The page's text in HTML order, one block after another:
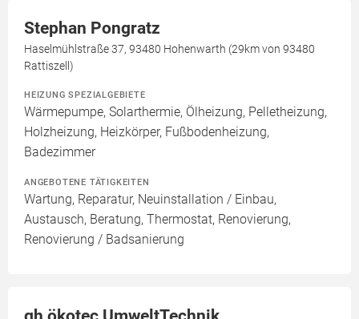
Stephan Pongratz
Haselmühlstraße 37, 93480 Hohenwarth (29km von 93480
Rattiszell)
HEIZUNG SPEZIALGEBIETE
Wärmepumpe, Solarthermie, Ölheizung, Pelletheizung,
Holzheizung, Heizkörper, Fußbodenheizung,
Badezimmer
ANGEBOTENE TÄTIGKEITEN
Wartung, Reparatur, Neuinstallation / Einbau,
Austausch, Beratung, Thermostat, Renovierung,
Renovierung / Badsanierung